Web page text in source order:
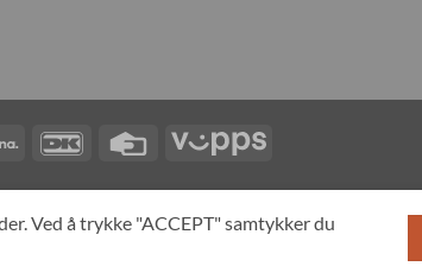
Klarna DanKort
Credit
Vipps
MIN KONTO ALL PRODUCTS
Ved å trykke "ACCEPT" samtykker du